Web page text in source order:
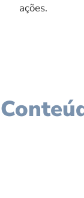
ações.